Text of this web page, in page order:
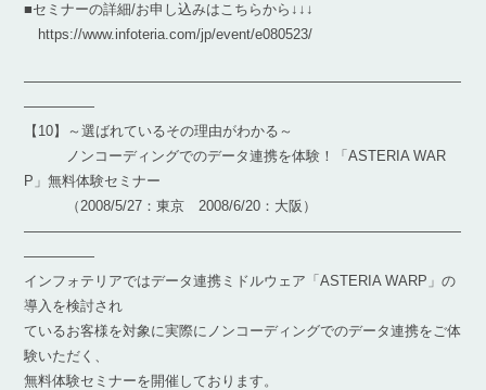
■セミナーの詳細/お申し込みはこちらから↓↓↓
https://www.infoteria.com/jp/event/e080523/
―――――――――――――――――――――――――――――――
―――――
【10】～選ばれているその理由がわかる～
ノンコーディングでのデータ連携を体験！「ASTERIA WAR
P」無料体験セミナー
（2008/5/27：東京 2008/6/20：大阪）
―――――――――――――――――――――――――――――――
―――――
インフォテリアではデータ連携ミドルウェア「ASTERIA WARP」の
導入を検討され
ているお客様を対象に実際にノンコーディングでのデータ連携をご体
験いただく、
無料体験セミナーを開催しております。